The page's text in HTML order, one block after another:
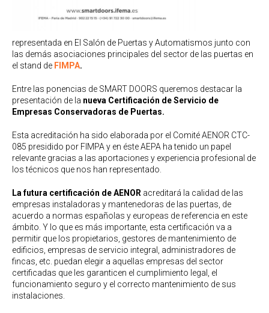
representada en El Salón de Puertas y Automatismos junto con
las demás asociaciones principales del sector de las puertas en
el stand de FIMPA.
Entre las ponencias de SMART DOORS queremos destacar la
presentación de la nueva Certificación de Servicio de
Empresas Conservadoras de Puertas.
Esta acreditación ha sido elaborada por el Comité AENOR CTC-
085 presidido por FIMPA y en éste AEPA ha tenido un papel
relevante gracias a las aportaciones y experiencia profesional de
los técnicos que nos han representado.
La futura certificación de AENOR acreditará la calidad de las
empresas instaladoras y mantenedoras de las puertas, de
acuerdo a normas españolas y europeas de referencia en este
ámbito. Y lo que es más importante, esta certificación va a
permitir que los propietarios, gestores de mantenimiento de
edificios, empresas de servicio integral, administradores de
fincas, etc. puedan elegir a aquellas empresas del sector
certificadas que les garanticen el cumplimiento legal, el
funcionamiento seguro y el correcto mantenimiento de sus
instalaciones.